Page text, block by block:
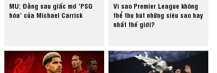
MU: Đằng sau giấc mơ ‘PSG
hóa’ của Michael Carrick
Vì sao Premier League không
thể thu hút những siêu sao hay
nhất thế giới?